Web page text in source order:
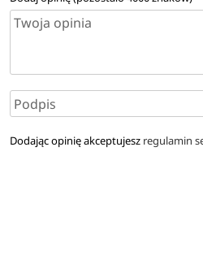
Dodając opinię akceptujesz regulamin